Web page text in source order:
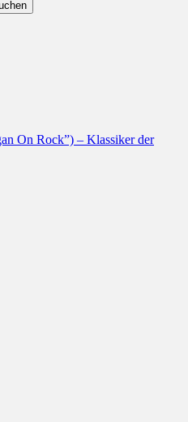
On Rock”) – Klassiker der